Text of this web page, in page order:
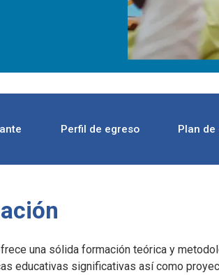
Perfil de egreso Plan
una sólida formación teórica y
educativas significativas así como